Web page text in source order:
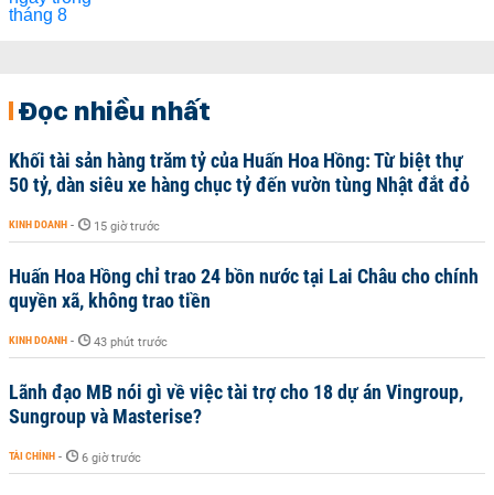
Đọc nhiều nhất
Khối tài sản hàng trăm tỷ của Huấn Hoa Hồng: Từ biệt thự
50 tỷ, dàn siêu xe hàng chục tỷ đến vườn tùng Nhật đắt đỏ
KINH DOANH - 15 giờ trước
Huấn Hoa Hồng chỉ trao 24 bồn nước tại Lai Châu cho chính
quyền xã, không trao tiền
KINH DOANH - 43 phút trước
Lãnh đạo MB nói gì về việc tài trợ cho 18 dự án Vingroup,
Sungroup và Masterise?
TÀI CHÍNH - 6 giờ trước